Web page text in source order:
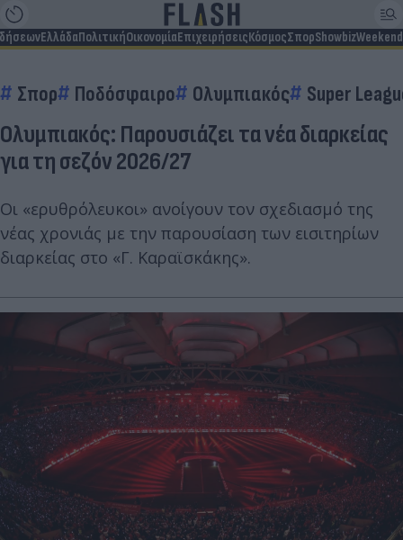
ΕλλάδαΠολιτικήΟικονομίαΕπιχειρήσειςΚόσμοςΣπορShowbizWeekend
Σπορ Ποδόσφαιρο Ολυμπιακός Super
Ολυμπιακός: Παρουσιάζει τα νέα διαρκείας
για τη σεζόν 2026/27
Οι «ερυθρόλευκοι» ανοίγουν τον σχεδιασμό της
νέας χρονιάς με την παρουσίαση των εισιτηρίων
διαρκείας στο «Γ. Καραϊσκάκης».